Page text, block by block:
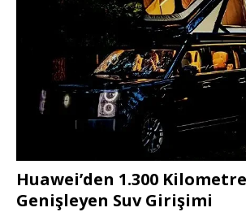
Huawei’den 1.300
Genişleyen Suv Girişimi